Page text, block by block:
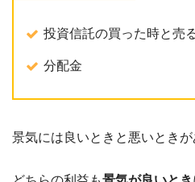
投資信託の買った時と売
分配金
景気には良いときと悪いときが